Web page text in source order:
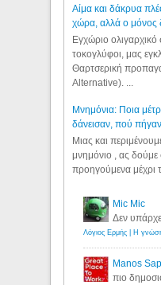
Αίμα και δάκρυα
χώρα, αλλά ο μόνος
Εγχώριο ολιγαρχικό
τοκογλύφοι, μας
Θαρτσερική
Alternative). ...
Μνημόνια: Ποια
δάνεισαν, πού
Μιας και
μνημόνιο , ας δούμε
προηγούμενα μέχρι
Mic Mic
Δεν
Manos
πιο